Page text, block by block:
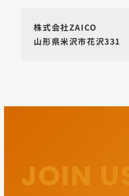
株式会社ZAICO
山形県米沢市花沢331
JOIN